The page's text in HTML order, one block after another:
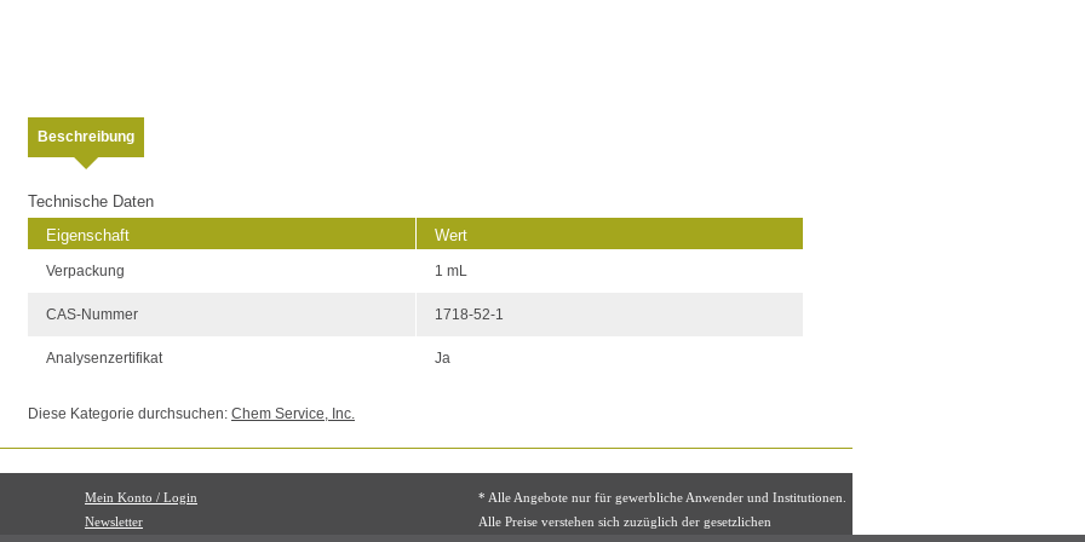
Beschreibung
Technische Daten
Eigenschaft
Wert
Verpackung 1 mL
CAS-Nummer 1718-52-1
Analysenzertifikat Ja
Diese Kategorie durchsuchen: Chem Service, Inc.
Mein Konto / Login
Newsletter
* Alle Angebote nur für gewerbliche Anwender und Institutionen.
Alle Preise verstehen sich zuzüglich der gesetzlichen